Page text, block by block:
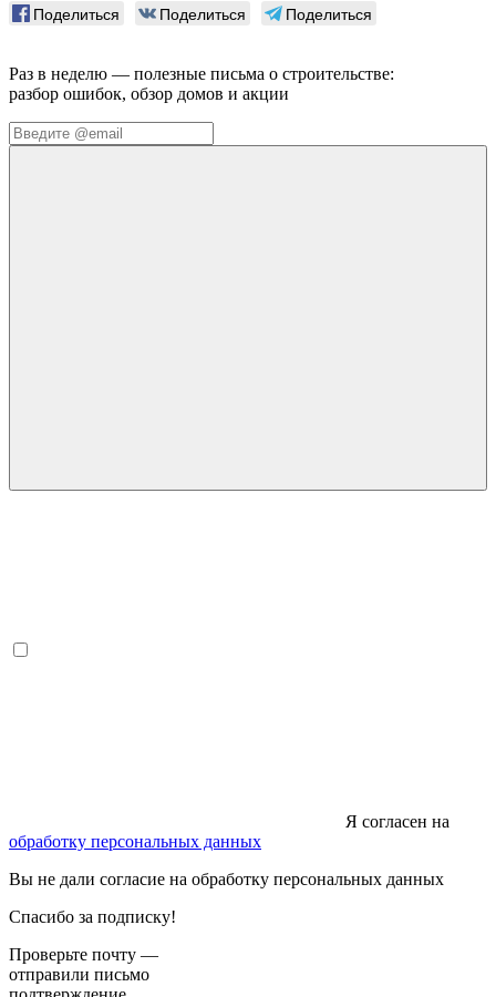
Поделиться Поделиться Поделиться
Раз в неделю — полезные письма о строительстве:
разбор ошибок, обзор домов и акции
Я согласен на
обработку персональных данных
Вы не дали согласие на обработку персональных данных
Спасибо за подписку!
Проверьте почту —
отправили письмо